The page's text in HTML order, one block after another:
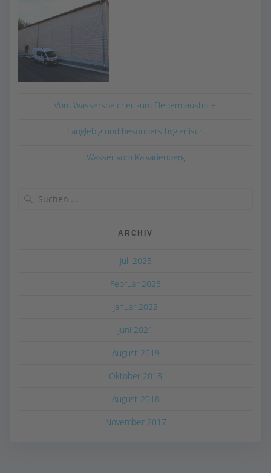
Vom Wasserspeicher zum Fledermaushotel
Langlebig und besonders hygienisch
Wasser vom Kalvarienberg
ARCHIV
Juli 2025
Februar 2025
Januar 2022
Juni 2021
August 2019
Oktober 2018
August 2018
November 2017